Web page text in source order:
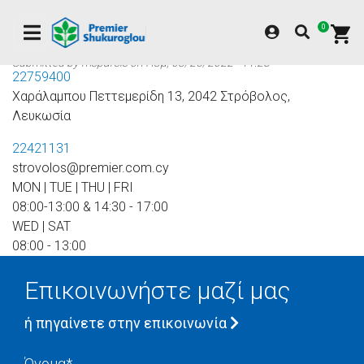
0
Αρχική Node Στρόβολος
Submitted by msparsis on Πέμ, 08/25/2022 - 11:28
22759400
Χαράλαμπου Πεττεμερίδη 13, 2042 Στρόβολος,
Λευκωσία
22421131
strovolos@premier.com.cy
MON | TUE | THU | FRI
08:00-13:00 & 14:30 - 17:00
WED | SAT
08:00 - 13:00
Επικοινωνήστε μαζί μας
ή πηγαίνετε στην επικοινωνία
Name